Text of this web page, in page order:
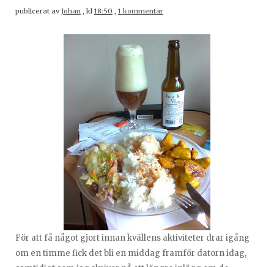
publicerat avJohan , kl 18:50 , 1 kommentar
För att få något gjort innan kvällens aktiviteter drar igång
om en timme fick det bli en middag framför datorn idag,